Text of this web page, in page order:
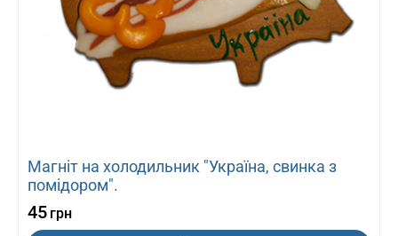
Магніт на холодильник "Україна, свинка з
помідором".
45 грн